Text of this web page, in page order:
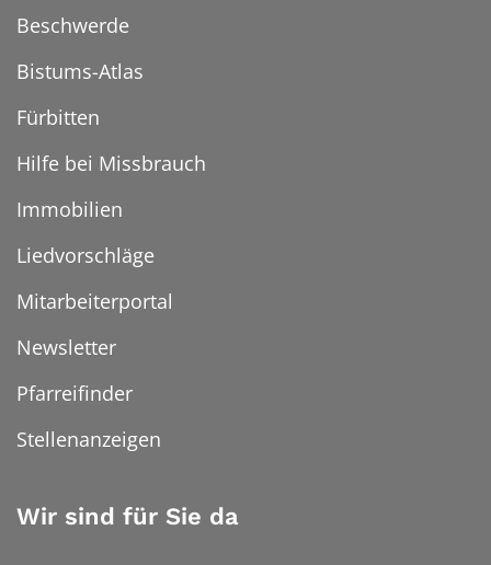
Beschwerde
Bistums-Atlas
Fürbitten
Hilfe bei Missbrauch
Immobilien
Liedvorschläge
Mitarbeiterportal
Newsletter
Pfarreifinder
Stellenanzeigen
Wir sind für Sie da